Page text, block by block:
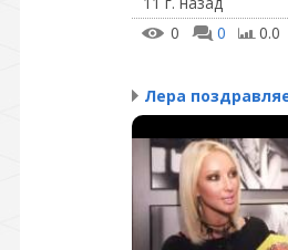
0
0 0.0